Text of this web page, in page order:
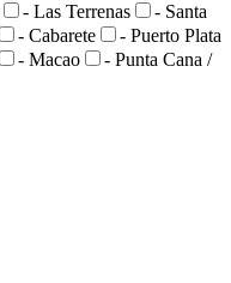
- Las Terrenas
- Santa
- Cabarete
- Puerto Plata
- Macao
- Punta Cana /